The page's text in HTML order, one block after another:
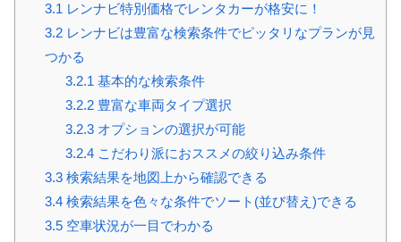
3.1レンナビ特別価格でレンタカーが格安に！
3.2レンナビは豊富な検索条件でピッタリなプランが見
つかる
3.2.1基本的な検索条件
3.2.2豊富な車両タイプ選択
3.2.3オプションの選択が可能
3.2.4こだわり派におススメの絞り込み条件
3.3検索結果を地図上から確認できる
3.4検索結果を色々な条件でソート(並び替え)できる
3.5空車状況が一目でわかる